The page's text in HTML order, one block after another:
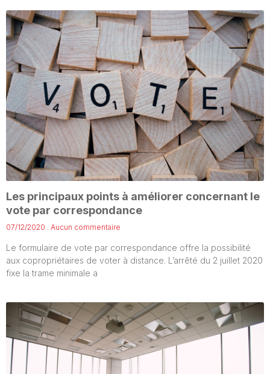
Les principaux points à améliorer concernant le
vote par correspondance
07/12/2020 Aucun commentaire
Le formulaire de vote par correspondance offre la possibilité
aux copropriétaires de voter à distance. L’arrêté du 2 juillet 2020
fixe la trame minimale a